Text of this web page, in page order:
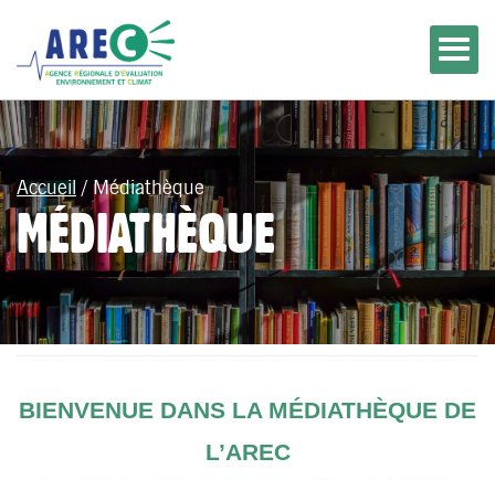
Accueil / Médiathèque
MÉDIATHÈQUE
BIENVENUE DANS LA MÉDIATHÈQUE DE
L’AREC